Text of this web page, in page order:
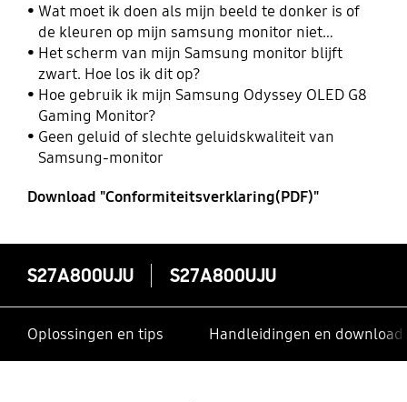
Wat moet ik doen als mijn beeld te donker is of
de kleuren op mijn samsung monitor niet
kloppen?
Het scherm van mijn Samsung monitor blijft
zwart. Hoe los ik dit op?
Hoe gebruik ik mijn Samsung Odyssey OLED G8
Gaming Monitor?
Geen geluid of slechte geluidskwaliteit van
Samsung-monitor
Download "Conformiteitsverklaring(PDF)"
S27A800UJU S27A800UJU
Oplossingen en tips Handleidingen en